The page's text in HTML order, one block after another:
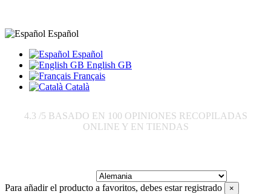
Español
Español
English GB
Français
Català
4.3 /5 BASADO EN 100 OPINIONES RECOPILADAS
ONLINE Y EN TIENDAS
Para añadir el producto a favoritos, debes estar registrado ×